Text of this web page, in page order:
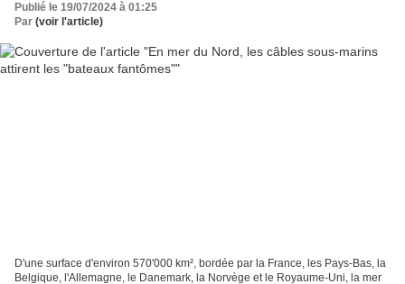
Publié le 19/07/2024 à 01:25
Par (voir l'article)
D'une surface d'environ 570'000 km², bordée par la France, les Pays-Bas, la
Belgique, l'Allemagne, le Danemark, la Norvège et le Royaume-Uni, la mer